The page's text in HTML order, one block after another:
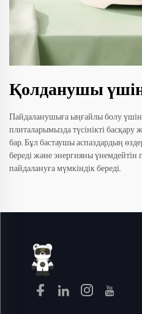
Қолданушы
Пайдаланушыға ыңғайлы болу үшін
плиталарымызда түсінікті
бар. Бұл бастаушы аспаздардың
береді және энергияны үнемдейтін
пайдалануға мүмкіндік береді.